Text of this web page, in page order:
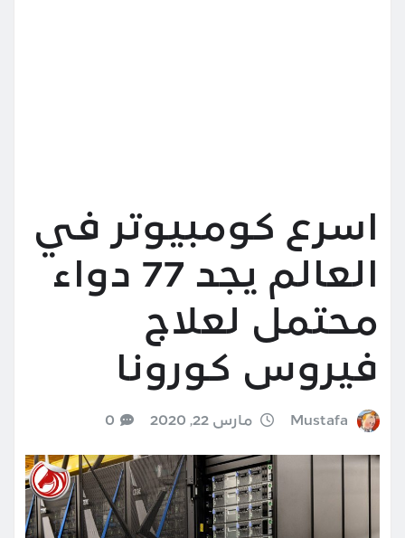
اسرع كومبيوتر في
العالم يجد 77 دواء
محتمل لعلاج
فيروس كورونا
Mustafa مارس 22, 2020 0